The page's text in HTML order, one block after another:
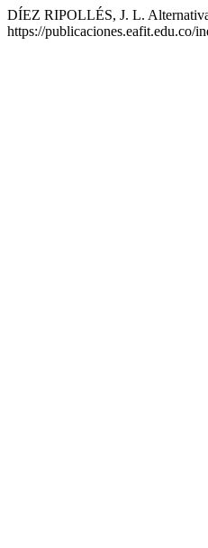
DÍEZ RIPOLLÉS, J. L.
https://publicaciones.eafit.edu.co/